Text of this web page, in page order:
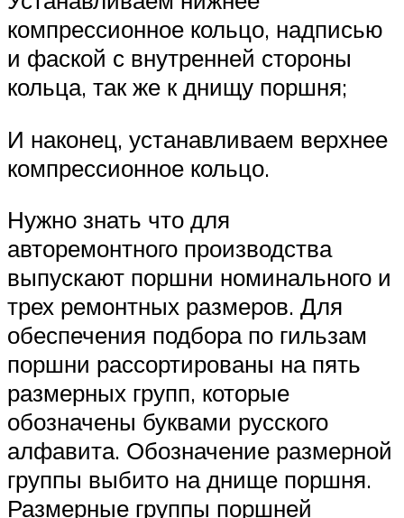
компрессионное кольцо, надписью
и фаской с внутренней стороны
кольца, так же к днищу поршня;
И наконец, устанавливаем верхнее
компрессионное кольцо.
Нужно знать что для
авторемонтного производства
выпускают поршни номинального и
трех ремонтных размеров. Для
обеспечения подбора по гильзам
поршни рассортированы на пять
размерных групп, которые
обозначены буквами русского
алфавита. Обозначение размерной
группы выбито на днище поршня.
Размерные группы поршней